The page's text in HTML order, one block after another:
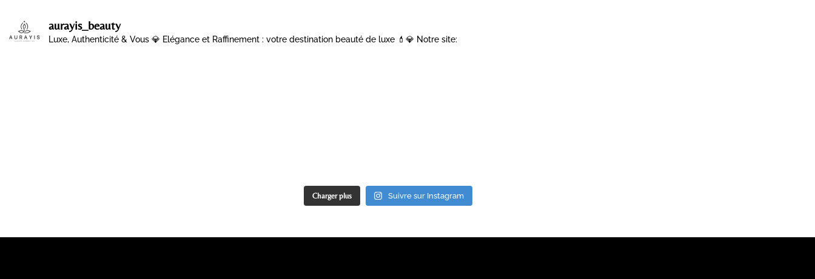
aurayis_beauty
Luxe, Authenticité & Vous 💎 Elégance et Raffinement : votre destination beauté de luxe 💄💎 Notre site:
Charger plus Suivre sur Instagram